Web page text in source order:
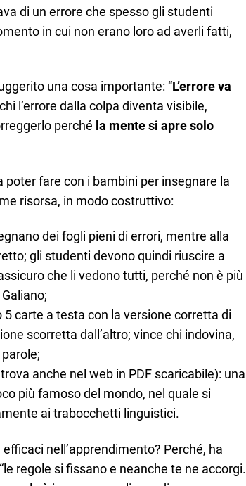
di un errore che spesso gli studenti
in cui non erano loro ad averli fatti,
una cosa importante: “L’errore va
l’errore dalla colpa diventa visibile,
perché la mente si apre solo
poter fare con i bambini per insegnare la
risorsa, in modo costruttivo:
dei fogli pieni di errori, mentre alla
gli studenti devono quindi riuscire a
che li vedono tutti, perché non è più
5 carte a testa con la versione corretta di
scorretta dall’altro; vince chi indovina,
anche nel web in PDF scaricabile): una
più famoso del mondo, nel quale si
ai trabocchetti linguistici.
nell’apprendimento? Perché, ha
regole si fissano e neanche te ne accorgi.